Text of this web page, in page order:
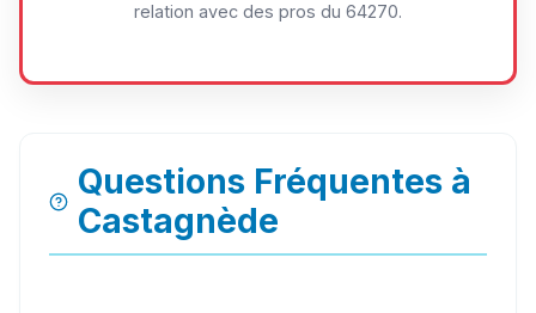
relation avec des pros du 64270.
Questions Fréquentes à
Castagnède